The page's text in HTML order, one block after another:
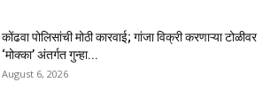
कोंढवा पोलिसांची मोठी कारवाई; गांजा विक्री करणाऱ्या टोळीवर
‘मोक्का’ अंतर्गत गुन्हा...
August 6, 2026